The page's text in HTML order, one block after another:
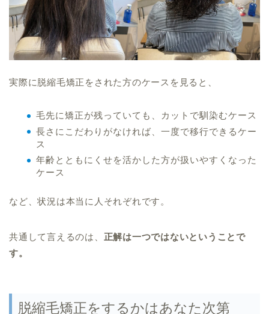
実際に脱縮毛矯正をされた方のケースを見ると、
毛先に矯正が残っていても、カットで馴染むケース
長さにこだわりがなければ、一度で移行できるケー
ス
年齢とともにくせを活かした方が扱いやすくなった
ケース
など、状況は本当に人それぞれです。
共通して言えるのは、 正解は一つではないということで
す。
脱縮毛矯正をするかはあなた次第